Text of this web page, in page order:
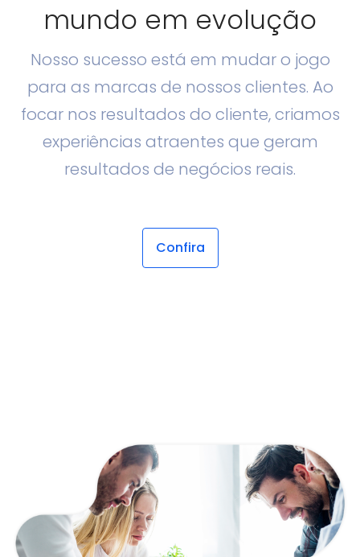
mundo em evolução
Nosso sucesso está em mudar o jogo
para as marcas de nossos clientes. Ao
focar nos resultados do cliente, criamos
experiências atraentes que geram
resultados de negócios reais.
Confira